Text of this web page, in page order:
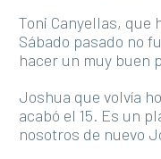
Toni Canyellas, que
Sábado pasado no
hacer un muy buen
Joshua que volvía
acabó el 15. Es un
nosotros de nuevo